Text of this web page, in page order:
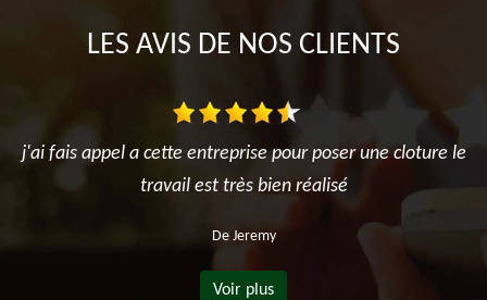
LES AVIS DE NOS CLIENTS
j'ai fais appel a cette entreprise pour poser une cloture le
travail est très bien réalisé
De Jeremy
Voir plus